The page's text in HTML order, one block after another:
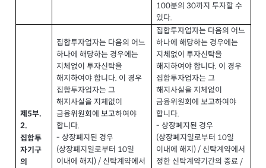
100분의 30까지 투자할 수
있다.
제 5부.
2.
집합투
자기구
의
집합투자업자는 다음의 어느
하나에 해당하는 경우에는
지체없이 투자신탁을
해지하여야 합니다. 이 경우
집합투자업자는 그
해지사실을 지체없이
금융위원회에 보고하여야
합니다.
- 상장폐지된 경우
(상장폐지일로부터 10일
이내에 해지 ) / 신탁계약에서
집합투자업자는 다음의 어느
하나에 해당하는 경우에는
지체없이 투자신탁을
해지하여야 합니다. 이 경우
집합투자업자는 그
해지사실을 지체없이
금융위원회에 보고하여야
합니다.
- 상장폐지된 경우
(상장폐지일로부터 10일
이내에 해지 ) / 신탁계약에서
정한 신탁계약기간의 종료/